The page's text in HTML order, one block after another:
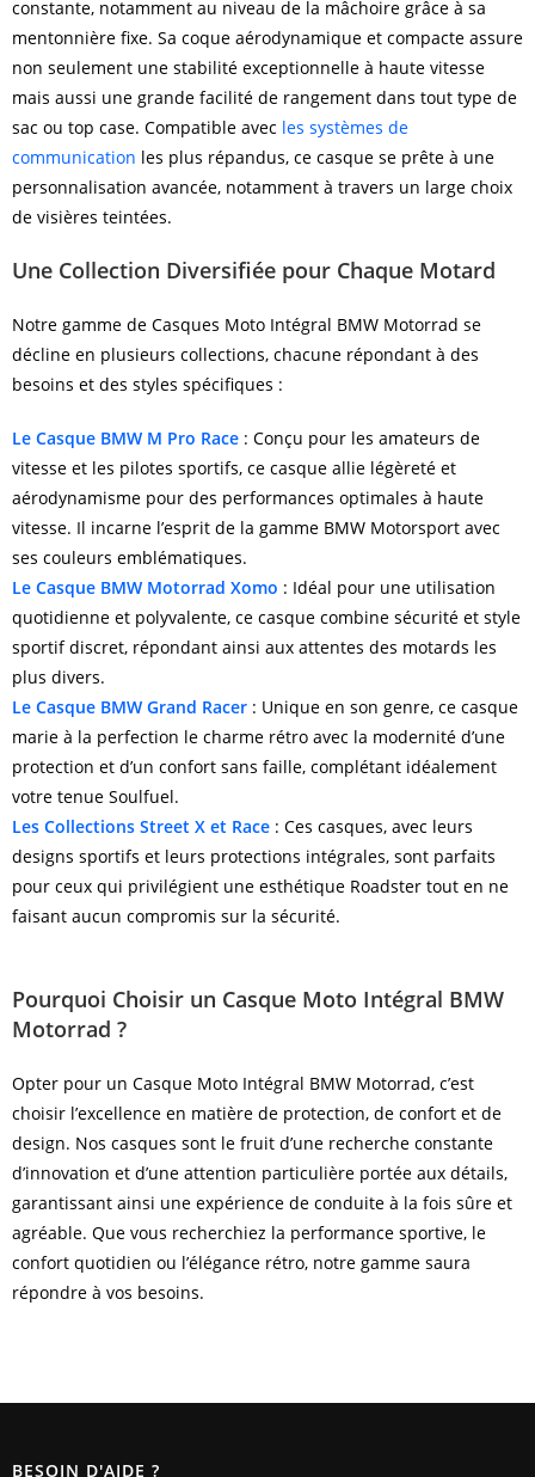
constante, notamment au niveau de la mâchoire grâce à sa
mentonnière fixe. Sa coque aérodynamique et compacte assure
non seulement une stabilité exceptionnelle à haute vitesse
mais aussi une grande facilité de rangement dans tout type de
sac ou top case. Compatible avec les systèmes de
communication les plus répandus, ce casque se prête à une
personnalisation avancée, notamment à travers un large choix
de visières teintées.
Une Collection Diversifiée pour Chaque Motard
Notre gamme de Casques Moto Intégral BMW Motorrad se
décline en plusieurs collections, chacune répondant à des
besoins et des styles spécifiques :
Le Casque BMW M Pro Race : Conçu pour les amateurs de
vitesse et les pilotes sportifs, ce casque allie légèreté et
aérodynamisme pour des performances optimales à haute
vitesse. Il incarne l’esprit de la gamme BMW Motorsport avec
ses couleurs emblématiques.
Le Casque BMW Motorrad Xomo : Idéal pour une utilisation
quotidienne et polyvalente, ce casque combine sécurité et style
sportif discret, répondant ainsi aux attentes des motards les
plus divers.
Le Casque BMW Grand Racer : Unique en son genre, ce casque
marie à la perfection le charme rétro avec la modernité d’une
protection et d’un confort sans faille, complétant idéalement
votre tenue Soulfuel.
Les Collections Street X et Race : Ces casques, avec leurs
designs sportifs et leurs protections intégrales, sont parfaits
pour ceux qui privilégient une esthétique Roadster tout en ne
faisant aucun compromis sur la sécurité.
Pourquoi Choisir un Casque Moto Intégral BMW
Motorrad ?
Opter pour un Casque Moto Intégral BMW Motorrad, c’est
choisir l’excellence en matière de protection, de confort et de
design. Nos casques sont le fruit d’une recherche constante
d’innovation et d’une attention particulière portée aux détails,
garantissant ainsi une expérience de conduite à la fois sûre et
agréable. Que vous recherchiez la performance sportive, le
confort quotidien ou l’élégance rétro, notre gamme saura
répondre à vos besoins.
BESOIN D'AIDE ?